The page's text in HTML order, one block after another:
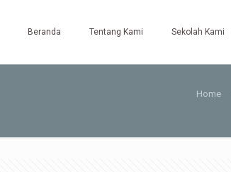
Beranda Tentang Kami Sekolah Kami
Home